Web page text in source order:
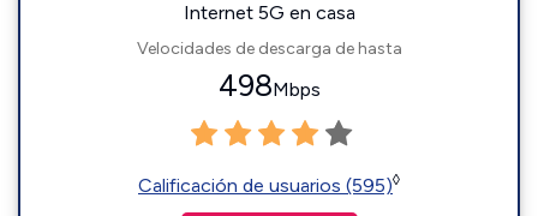
Internet 5G en casa
Velocidades de descarga de hasta
498Mbps
Calificación de usuarios (595)◊